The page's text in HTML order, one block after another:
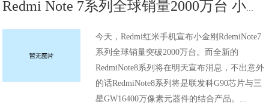
Redmi Note 7系列全球销量2000万台 小金刚到底多生猛？!
今天，Redmi红米手机宣布小金刚RdemiNote7
系列全球销量突破2000万台。而全新的
RedmiNote8系列将在明天宣布消息，不出意外
的话RedmiNote8系列将是联发科G90芯片与三
星GW16400万像素元器件的结合产品。...